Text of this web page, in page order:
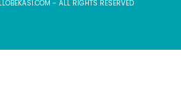
- ALL RIGHTS RESERVED